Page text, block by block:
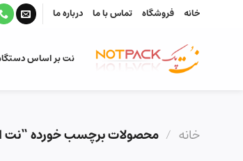
خانه فروشگاه تماس با ما درباره ما
نت بر اساس
خانه / محصولات برچسب خورده